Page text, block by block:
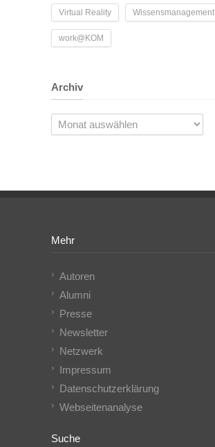
Virtual Reality Wissensmanagement
work@KOM
Archiv
Archiv
Mehr
Autoren
Alumni
Presse
Newsletter
Netzwerk
Impressum
Datenschutzerklärung
Webseitenanalyse
Suche